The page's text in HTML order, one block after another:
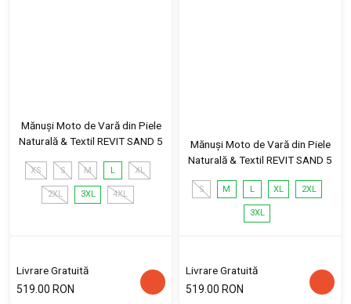
Mănuși Moto de Vară din Piele
Naturală & Textil REVIT SAND 5
XS S M L XL
2XL 3XL 4XL
Livrare Gratuită
519.00 RON
Mănuși Moto de Vară din Piele
Naturală & Textil REVIT SAND 5
S M L XL 2XL
3XL
Livrare Gratuită
519.00 RON